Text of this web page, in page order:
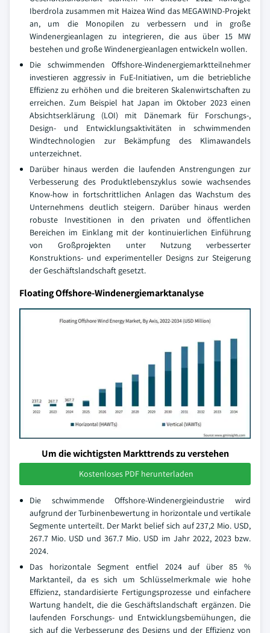
Iberdrola zusammen mit Haizea Wind das MEGAWIND-Projekt
an, um die Monopilen zu verbessern und in große
Windenergieanlagen zu integrieren, die aus über 15 MW
bestehen und große Windenergieanlagen entwickeln wollen.
Die schwimmenden Offshore-Windenergiemarktteilnehmer
investieren aggressiv in FuE-Initiativen, um die betriebliche
Effizienz zu erhöhen und die breiteren Skalenwirtschaften zu
erreichen. Zum Beispiel hat Japan im Oktober 2023 einen
Absichtserklärung (LOI) mit Dänemark für Forschungs-,
Design- und Entwicklungsaktivitäten in schwimmenden
Windtechnologien zur Bekämpfung des Klimawandels
unterzeichnet.
Darüber hinaus werden die laufenden Anstrengungen zur
Verbesserung des Produktlebenszyklus sowie wachsendes
Know-how in fortschrittlichen Anlagen das Wachstum des
Unternehmens deutlich steigern. Darüber hinaus werden
robuste Investitionen in den privaten und öffentlichen
Bereichen im Einklang mit der kontinuierlichen Einführung
von Großprojekten unter Nutzung verbesserter
Konstruktions- und experimenteller Designs zur Steigerung
der Geschäftslandschaft gesetzt.
Floating Offshore-Windenergiemarktanalyse
Um die wichtigsten Markttrends zu verstehen
Kostenloses PDF herunterladen
Die schwimmende Offshore-Windenergieindustrie wird
aufgrund der Turbinenbewertung in horizontale und vertikale
Segmente unterteilt. Der Markt belief sich auf 237,2 Mio. USD,
267.7 Mio. USD und 367.7 Mio. USD im Jahr 2022, 2023 bzw.
2024.
Das horizontale Segment entfiel 2024 auf über 85 %
Marktanteil, da es sich um Schlüsselmerkmale wie hohe
Effizienz, standardisierte Fertigungsprozesse und einfachere
Wartung handelt, die die Geschäftslandschaft ergänzen. Die
laufenden Forschungs- und Entwicklungsbemühungen, die
sich auf die Verbesserung des Designs und der Effizienz von